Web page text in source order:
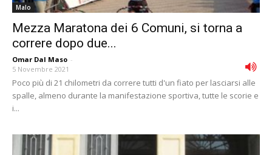
Malo
Mezza Maratona dei 6 Comuni, si torna a
correre dopo due...
Omar Dal Maso -
5 Novembre 2021
Poco più di 21 chilometri da correre tutti d'un fiato per lasciarsi alle
spalle, almeno durante la manifestazione sportiva, tutte le scorie e
i...